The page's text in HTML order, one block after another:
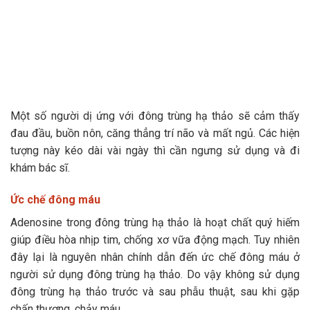
Một số người dị ứng với đông trùng hạ thảo sẽ cảm thấy
đau đầu, buồn nôn, căng thẳng trí não và mất ngủ. Các hiện
tượng này kéo dài vài ngày thì cần ngưng sử dụng và đi
khám bác sĩ.
Ức chế đông máu
Adenosine trong đông trùng hạ thảo là hoạt chất quý hiếm
giúp điều hòa nhịp tim, chống xơ vữa động mạch. Tuy nhiên
đây lại là nguyên nhân chính dẫn đến ức chế đông máu ở
người sử dụng đông trùng hạ thảo. Do vậy không sử dụng
đông trùng hạ thảo trước và sau phẫu thuật, sau khi gặp